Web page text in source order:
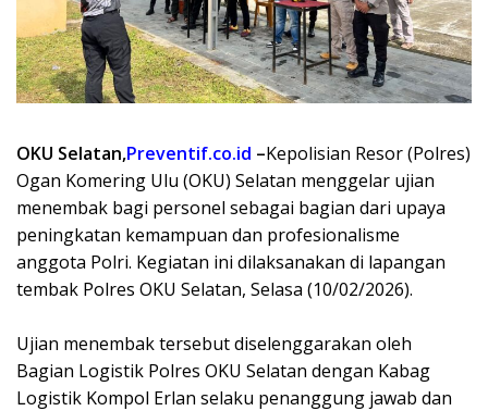
OKU Selatan,Preventif.co.id –Kepolisian Resor (Polres)
Ogan Komering Ulu (OKU) Selatan menggelar ujian
menembak bagi personel sebagai bagian dari upaya
peningkatan kemampuan dan profesionalisme
anggota Polri. Kegiatan ini dilaksanakan di lapangan
tembak Polres OKU Selatan, Selasa (10/02/2026).
Ujian menembak tersebut diselenggarakan oleh
Bagian Logistik Polres OKU Selatan dengan Kabag
Logistik Kompol Erlan selaku penanggung jawab dan